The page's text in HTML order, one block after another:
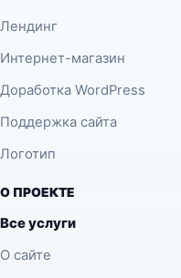
Лендинг
Интернет-магазин
Доработка WordPress
Поддержка сайта
Логотип
О ПРОЕКТЕ
Все услуги
О сайте